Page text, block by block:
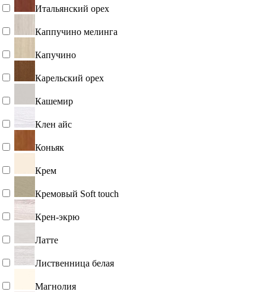
Итальянский орех
Каппучино мелинга
Капучино
Карельский орех
Кашемир
Клен айс
Коньяк
Крем
Кремовый Soft touch
Крен-экрю
Латте
Лиственница белая
Магнолия